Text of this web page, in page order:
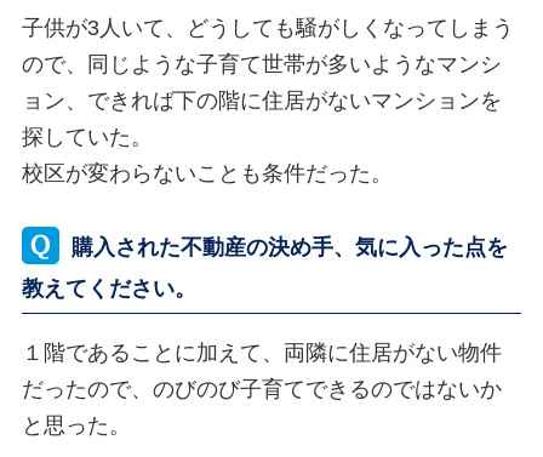
子供が3人いて、どうしても騒がしくなってしまう
ので、同じような子育て世帯が多いようなマンシ
ョン、できれば下の階に住居がないマンションを
探していた。
校区が変わらないことも条件だった。
購入された不動産の決め手、気に入った点を
教えてください。
１階であることに加えて、両隣に住居がない物件
だったので、のびのび子育てできるのではないか
と思った。